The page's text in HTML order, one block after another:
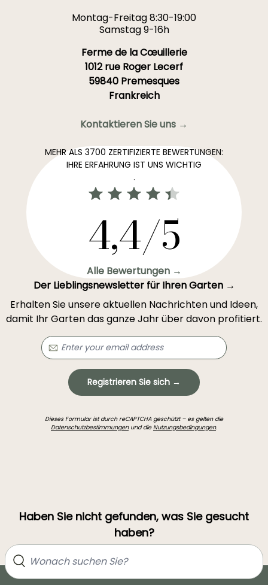
Montag-Freitag 8:30-19:00
Samstag 9-16h
Ferme de la Cœuillerie
1012 rue Roger Lecerf
59840 Premesques
Frankreich
Kontaktieren Sie uns →
MEHR ALS 3700 ZERTIFIZIERTE BEWERTUNGEN:
IHRE ERFAHRUNG IST UNS WICHTIG
.
4,4/5
Alle Bewertungen →
Der Lieblingsnewsletter für Ihren Garten →
Erhalten Sie unsere aktuellen Nachrichten und Ideen,
damit Ihr Garten das ganze Jahr über davon profitiert.
Registrieren Sie sich →
Dieses Formular ist durch reCAPTCHA geschützt – es gelten die
Datenschutzbestimmungenund dieNutzungsbedingungen.
Haben Sie nicht gefunden, was Sie gesucht
haben?